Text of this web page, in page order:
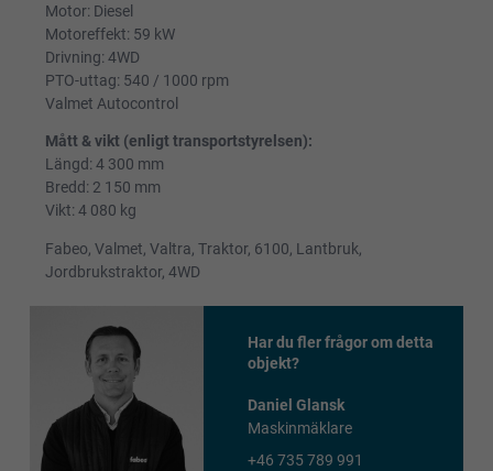
Motor: Diesel
Motoreffekt: 59 kW
Drivning: 4WD
PTO-uttag: 540 / 1000 rpm
Valmet Autocontrol
Mått & vikt (enligt transportstyrelsen):
Längd: 4 300 mm
Bredd: 2 150 mm
Vikt: 4 080 kg
Fabeo, Valmet, Valtra, Traktor, 6100, Lantbruk,
Jordbrukstraktor, 4WD
Har du fler frågor om detta
objekt?
Daniel Glansk
Maskinmäklare
+46 735 789 991